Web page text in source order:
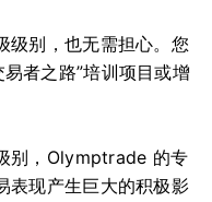
级别，也无需担心。您
者之路”培训项目或增
别，Olymptrade 的专
表现产生巨大的积极影